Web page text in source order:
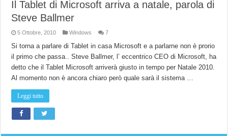
Il Tablet di Microsoft arriva a natale, parola di
Steve Ballmer
5 Ottobre, 2010 Windows 7
Si torna a parlare di Tablet in casa Microsoft e a parlarne non è prorio
il primo che passa.. Steve Ballmer, l’ eccentrico CEO di Microsoft, ha
detto che il Tablet Microsoft arriverà giusto in tempo per Natale 2010.
Al momento non è ancora chiaro però quale sarà il sistema …
Leggi tutto